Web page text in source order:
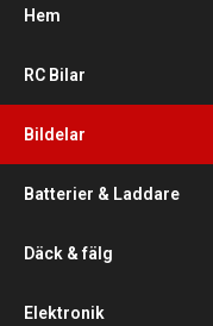
Hem
RC Bilar
Bildelar
Batterier & Laddare
Däck & fälg
Elektronik